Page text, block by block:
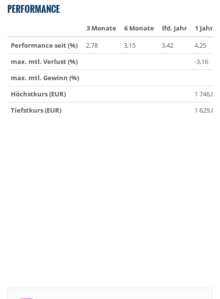
PERFORMANCE
3 Monate 6 Monate lfd. Jahr
1 Jahr
Performance seit (%)
2,78 3,15 3,42
4,25
max. mtl. Verlust (%)
-3,16
max. mtl. Gewinn (%)
Höchstkurs (EUR)
1 746,09
Tiefstkurs (EUR)
1 629,88